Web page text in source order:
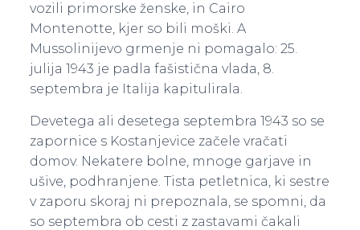
vozili primorske ženske, in Cairo
Montenotte, kjer so bili moški. A
Mussolinijevo grmenje ni pomagalo: 25.
julija 1943 je padla fašistična vlada, 8.
septembra je Italija kapitulirala.
Devetega ali desetega septembra 1943 so se
zapornice s Kostanjevice začele vračati
domov. Nekatere bolne, mnoge garjave in
ušive, podhranjene. Tista petletnica, ki sestre
v zaporu skoraj ni prepoznala, se spomni, da
so septembra ob cesti z zastavami čakali